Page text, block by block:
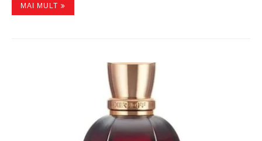
MAI MULT